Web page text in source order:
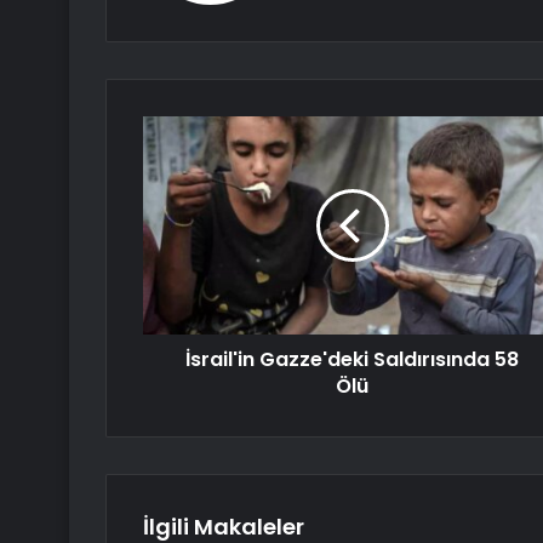
İsrail'in Gazze'deki Saldırısında 58
Ölü
İlgili Makaleler